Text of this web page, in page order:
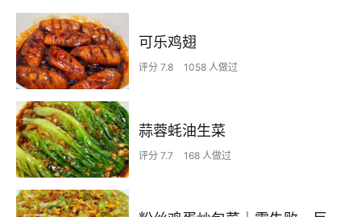
可乐鸡翅
评分 7.8 1058 人做过
蒜蓉蚝油生菜
评分 7.7 168 人做过